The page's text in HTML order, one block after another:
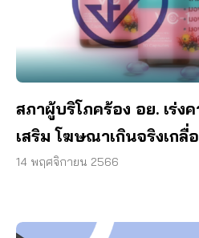
สภาผู้บริโภคร้อง อย. เร่ง
เสริม โฆษณาเกินจริงเกลื่
สุขภาพ
14 พฤศจิกายน 2566